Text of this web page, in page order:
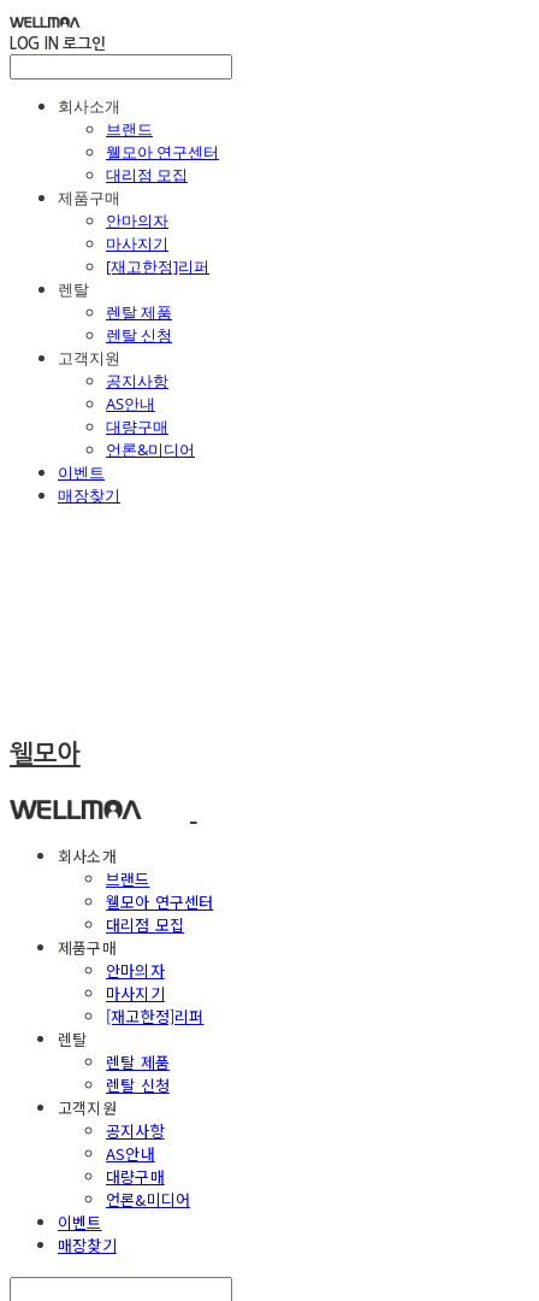
LOG IN 로그인
회사소개
브랜드
웰모아 연구센터
대리점 모집
제품구매
안마의자
마사지기
[재고한정]리퍼
렌탈
렌탈 제품
렌탈 신청
고객지원
공지사항
AS안내
대량구매
언론&미디어
이벤트
매장찾기
웰모아
회사소개
브랜드
웰모아 연구센터
대리점 모집
제품구매
안마의자
마사지기
[재고한정]리퍼
렌탈
렌탈 제품
렌탈 신청
고객지원
공지사항
AS안내
대량구매
언론&미디어
이벤트
매장찾기